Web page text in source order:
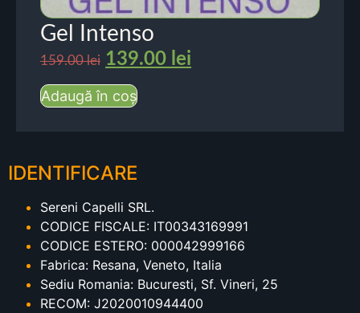
Gel Intenso
159.00lei 139.00 lei
Adaugă în coș
IDENTIFICARE
Sereni Capelli SRL.
CODICE FISCALE: IT00343169991
CODICE ESTERO: 000042999166
Fabrica: Resana, Veneto, Italia
Sediu Romania: Bucuresti, Sf. Vineri, 25
RECOM: J2020010944400